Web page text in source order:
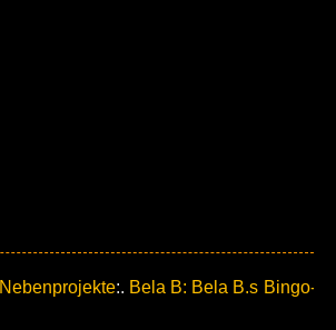
Nebenprojekte:. Bela B: Bela B.s Bingo-